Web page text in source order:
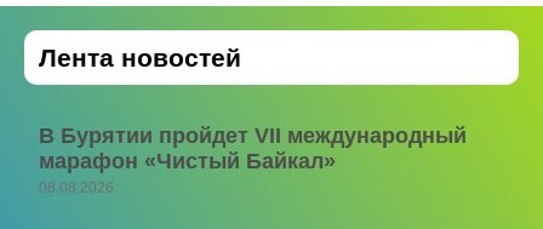
Лента новостей
В Бурятии пройдет VII международный
марафон «Чистый Байкал»
08.08.2026